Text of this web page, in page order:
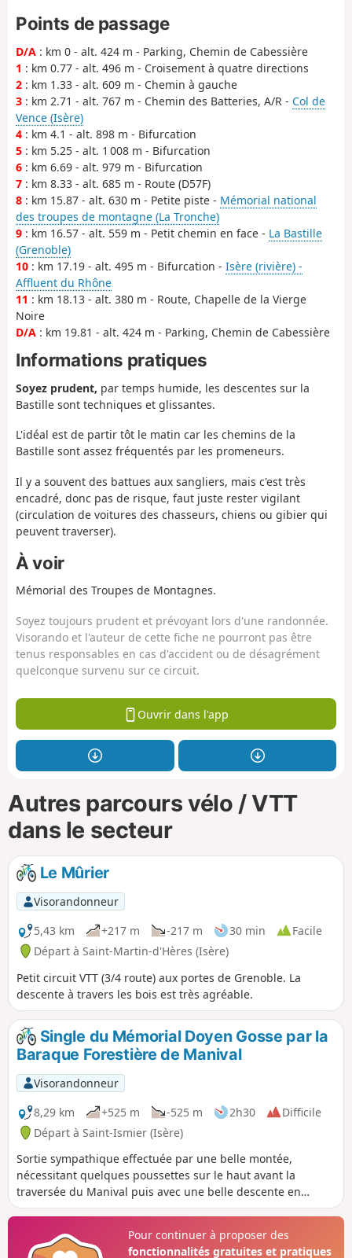
Points de passage
D/A : km 0 - alt. 424 m - Parking, Chemin de Cabessière
1 : km 0.77 - alt. 496 m - Croisement à quatre directions
2 : km 1.33 - alt. 609 m - Chemin à gauche
3 : km 2.71 - alt. 767 m - Chemin des Batteries, A/R - Col de
Vence (Isère)
4 : km 4.1 - alt. 898 m - Bifurcation
5 : km 5.25 - alt. 1 008 m - Bifurcation
6 : km 6.69 - alt. 979 m - Bifurcation
7 : km 8.33 - alt. 685 m - Route (D57F)
8 : km 15.87 - alt. 630 m - Petite piste - Mémorial national
des troupes de montagne (La Tronche)
9 : km 16.57 - alt. 559 m - Petit chemin en face - La Bastille
(Grenoble)
10 : km 17.19 - alt. 495 m - Bifurcation - Isère (rivière) -
Affluent du Rhône
11 : km 18.13 - alt. 380 m - Route, Chapelle de la Vierge
Noire
D/A : km 19.81 - alt. 424 m - Parking, Chemin de Cabessière
Informations pratiques
Soyez prudent, par temps humide, les descentes sur la
Bastille sont techniques et glissantes.
L'idéal est de partir tôt le matin car les chemins de la
Bastille sont assez fréquentés par les promeneurs.
Il y a souvent des battues aux sangliers, mais c'est très
encadré, donc pas de risque, faut juste rester vigilant
(circulation de voitures des chasseurs, chiens ou gibier qui
peuvent traverser).
À voir
Mémorial des Troupes de Montagnes.
Soyez toujours prudent et prévoyant lors d'une randonnée.
Visorando et l'auteur de cette fiche ne pourront pas être
tenus responsables en cas d'accident ou de désagrément
quelconque survenu sur ce circuit.
Ouvrir dans l'app
Autres parcours vélo / VTT
dans le secteur
Le Mûrier
Visorandonneur
5,43 km
+217 m -217 m 30 min
Facile
Départ à Saint-Martin-d'Hères (Isère)
Petit circuit VTT (3/4 route) aux portes de Grenoble. La
descente à travers les bois est très agréable.
Single du Mémorial Doyen Gosse par la
Baraque Forestière de Manival
Visorandonneur
8,29 km
+525 m -525 m 2h30
Difficile
Départ à Saint-Ismier (Isère)
Sortie sympathique effectuée par une belle montée,
nécessitant quelques poussettes sur le haut avant la
traversée du Manival puis avec une belle descente en
single.
Pour continuer à proposer des
fonctionnalités gratuites et pratiques